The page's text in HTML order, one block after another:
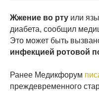
Жжение во рту или
диабета, сообщил
Это может быть
инфекцией ротовой
Ранее Медикфорум
преждевременного